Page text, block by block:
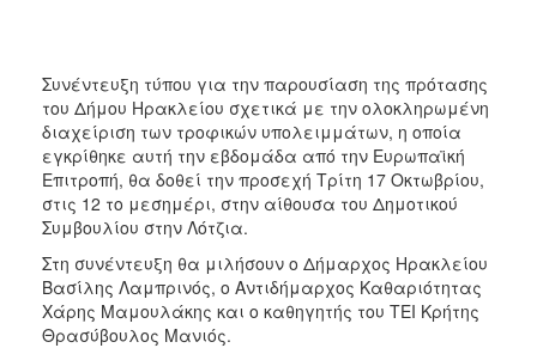
2010
2006
ΤΟΠΟΣ
ΠΟΛΙΤΙΣΜΟΣ
Συνέντευξη τύπου για την παρουσίαση της πρότασης
του Δήμου Ηρακλείου σχετικά με την ολοκληρωμένη
διαχείριση των τροφικών υπολειμμάτων, η οποία
εγκρίθηκε αυτή την εβδομάδα από την Ευρωπαϊκή
Επιτροπή, θα δοθεί την προσεχή Τρίτη 17 Οκτωβρίου,
στις 12 το μεσημέρι, στην αίθουσα του Δημοτικού
Συμβουλίου στην Λότζια.
Στη συνέντευξη θα μιλήσουν ο Δήμαρχος Ηρακλείου
Βασίλης Λαμπρινός, ο Αντιδήμαρχος Καθαριότητας
Χάρης Μαμουλάκης και ο καθηγητής του ΤΕΙ Κρήτης
Θρασύβουλος Μανιός.